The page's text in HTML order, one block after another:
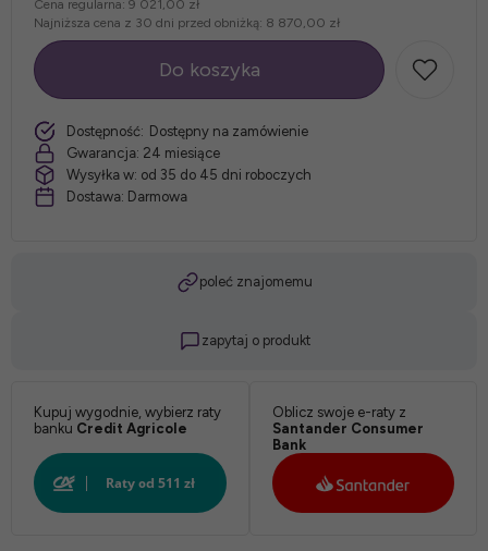
Cena regularna: 9 021,00 zł
Najniższa cena z 30 dni przed obniżką: 8 870,00 zł
szt.
Do koszyka
Dostępność: Dostępny na zamówienie
Gwarancja: 24 miesiące
Wysyłka w: od 35 do 45 dni roboczych
Dostawa: Darmowa
poleć znajomemu
zapytaj o produkt
Kupuj wygodnie, wybierz raty
banku Credit Agricole
Oblicz swoje e-raty z
Santander Consumer
Bank